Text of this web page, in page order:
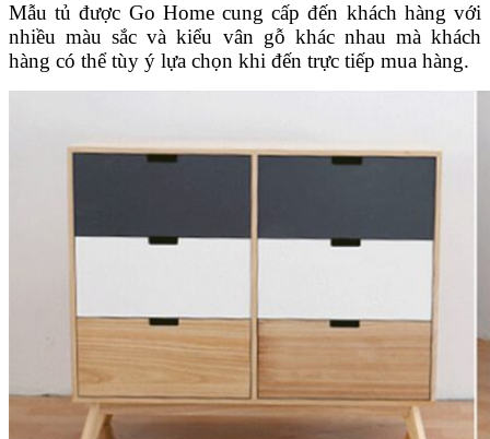
Mẫu tủ được Go Home cung cấp đến khách hàng với
nhiều màu sắc và kiểu vân gỗ khác nhau mà khách
hàng có thể tùy ý lựa chọn khi đến trực tiếp mua hàng.